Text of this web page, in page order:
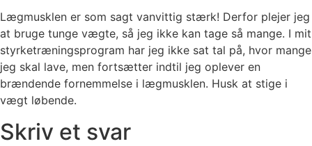
Lægmusklen er som sagt vanvittig stærk! Derfor plejer jeg
at bruge tunge vægte, så jeg ikke kan tage så mange. I mit
styrketræningsprogram har jeg ikke sat tal på, hvor mange
jeg skal lave, men fortsætter indtil jeg oplever en
brændende fornemmelse i lægmusklen. Husk at stige i
vægt løbende.
Skriv et svar